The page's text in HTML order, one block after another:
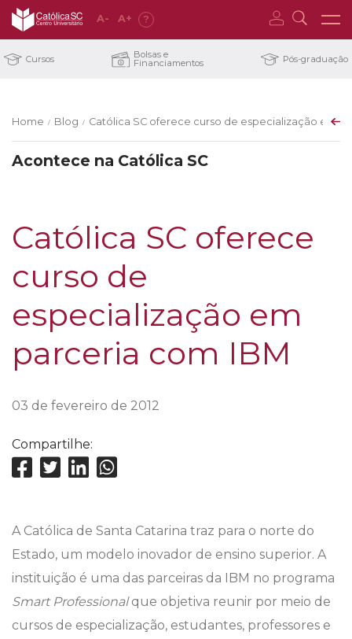
A- A+ ?
Cursos Bolsas e
Financiamentos Pós-graduação
Home / Blog / Católica SC oferece curso de especialização em
Acontece na Católica SC
Católica SC oferece
curso de
especialização em
parceria com IBM
03 de fevereiro de 2012
Compartilhe:
A Católica de Santa Catarina traz para o norte do
Estado, um modelo inovador de ensino superior. A
instituição é uma das parceiras da IBM no programa
Smart Professionalque objetiva reunir por meio de
cursos de especialização, estudantes, professores e